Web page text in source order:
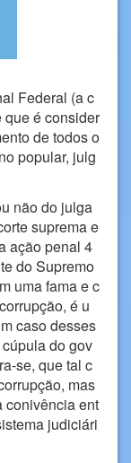
Federal (a c
é consider
de todos o
popular, julg
não do julga
suprema e
ação penal 4
do Supremo
uma fama e c
é u
caso desses
do gov
se, que tal c
mas
conivência ent
judiciári